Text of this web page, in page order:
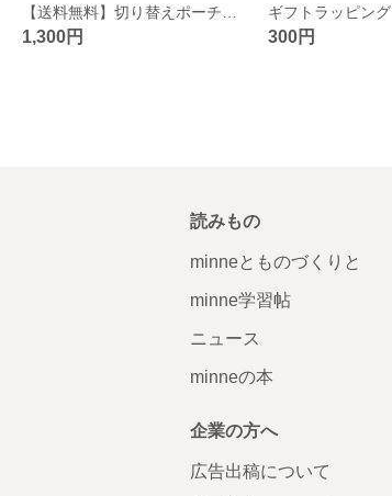
1,300円
ギフトラッピング
300円
読みもの
minneとものづくりと
minne学習帖
ニュース
minneの本
企業の方へ
広告出稿について